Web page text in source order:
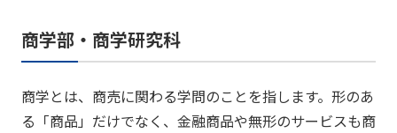
商学部・商学研究科
商学とは、商売に関わる学問のことを指します。形のあ
る「商品」だけでなく、金融商品や無形のサービスも商